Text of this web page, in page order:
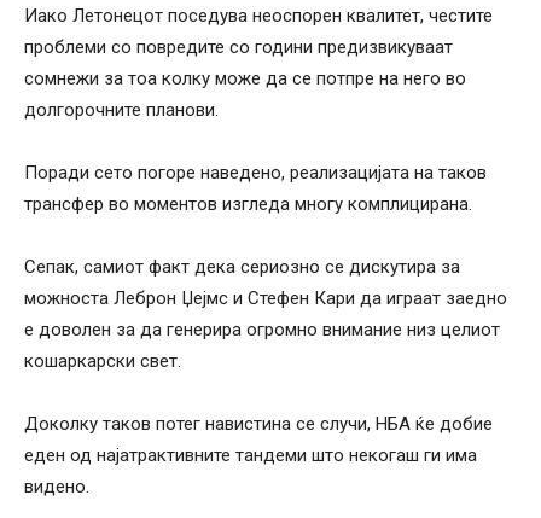
Иако Летонецот поседува неоспорен квалитет, честите
проблеми со повредите со години предизвикуваат
сомнежи за тоа колку може да се потпре на него во
долгорочните планови.
Поради сето погоре наведено, реализацијата на таков
трансфер во моментов изгледа многу комплицирана.
Сепак, самиот факт дека сериозно се дискутира за
можноста Леброн Џејмс и Стефен Кари да играат заедно
е доволен за да генерира огромно внимание низ целиот
кошаркарски свет.
Доколку таков потег навистина се случи, НБА ќе добие
еден од најатрактивните тандеми што некогаш ги има
видено.